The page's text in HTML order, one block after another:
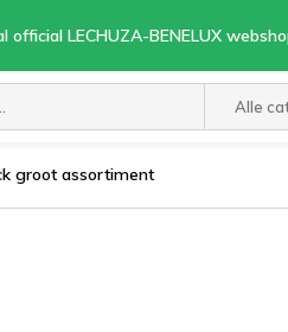
Alle
official LECHUZA-BENELUX
groot assortiment